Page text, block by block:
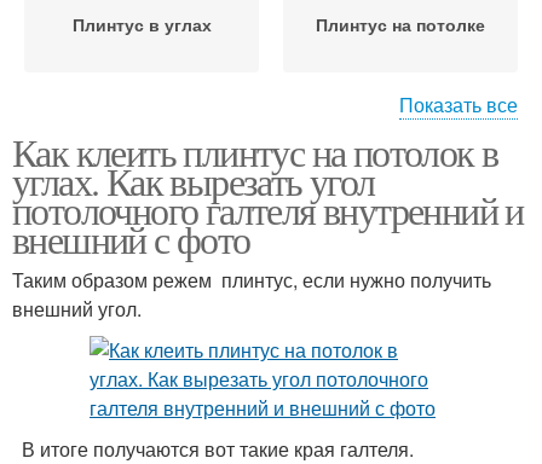
Плинтус в углах Плинтус на потолке
Плинтус с уголками Плинтус на побелку
Плинтус на шпаклевку
Показать все
Как клеить плинтус на потолок в
углах. Как вырезать угол
потолочного галтеля внутренний и
внешний с фото
Таким образом режем плинтус, если нужно получить
внешний угол.
В итоге получаются вот такие края галтеля.